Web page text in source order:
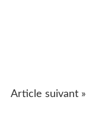
Article suivant »